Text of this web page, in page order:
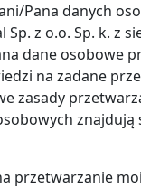
Pana danych
Sp. z o.o. Sp. k. z
dane osobowe
na zadane
zasady
znajdują
przetwarzanie